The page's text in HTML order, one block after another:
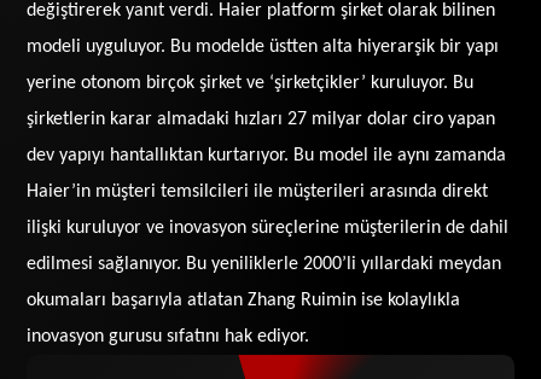
değiştirerek yanıt verdi. Haier platform şirket olarak bilinen
modeli uyguluyor. Bu modelde üstten alta hiyerarşik bir yapı
yerine otonom birçok şirket ve ‘şirketçikler’ kuruluyor. Bu
şirketlerin karar almadaki hızları 27 milyar dolar ciro yapan
dev yapıyı hantallıktan kurtarıyor. Bu model ile aynı zamanda
Haier’in müşteri temsilcileri ile müşterileri arasında direkt
ilişki kuruluyor ve inovasyon süreçlerine müşterilerin de dahil
edilmesi sağlanıyor. Bu yeniliklerle 2000’li yıllardaki meydan
okumaları başarıyla atlatan Zhang Ruimin ise kolaylıkla
inovasyon gurusu sıfatını hak ediyor.